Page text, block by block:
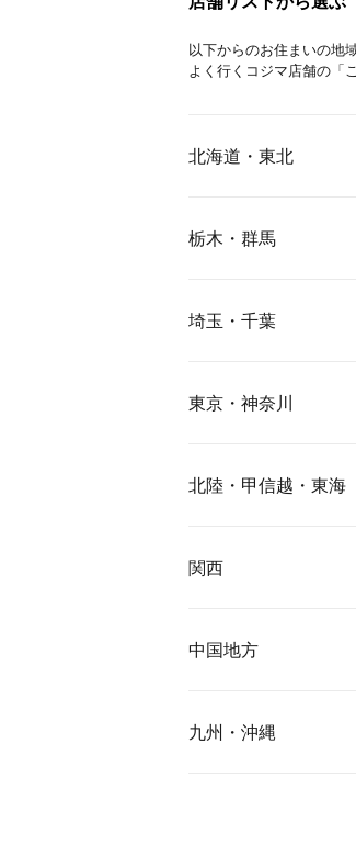
以下からのお住まいの地
よく行くコジマ店舗の「
北海道・東北
栃木・群馬
埼玉・千葉
東京・神奈川
北陸・甲信越・東海
関西
中国地方
九州・沖縄